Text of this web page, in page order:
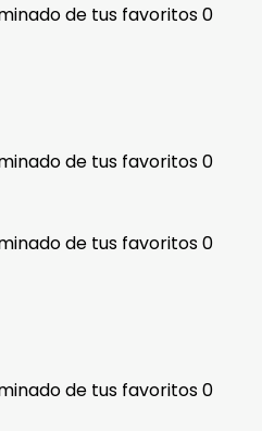
de tus favoritos0
de tus favoritos0
de tus favoritos0
de tus favoritos0